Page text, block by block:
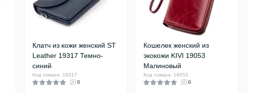
Клатч из кожи женский ST
Leather 19317 Темно-
синий
Код товара: 19317
0
Кошелек женский из
экокожи KIVI 19053
Малиновый
Код товара: 19053
0